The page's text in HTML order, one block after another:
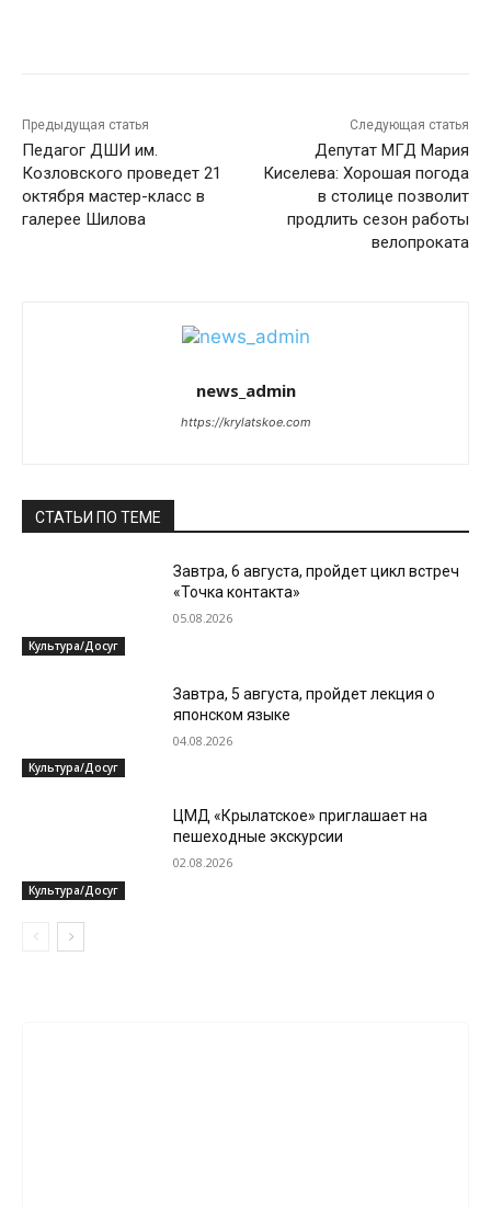
Предыдущая статья
Педагог ДШИ им.
Козловского проведет 21
октября мастер-класс в
галерее Шилова
Следующая статья
Депутат МГД Мария
Киселева: Хорошая погода
в столице позволит
продлить сезон работы
велопроката
news_admin
https://krylatskoe.com
СТАТЬИ ПО ТЕМЕ
Культура/Досуг
Завтра, 6 августа, пройдет цикл встреч
«Точка контакта»
05.08.2026
Культура/Досуг
Завтра, 5 августа, пройдет лекция о
японском языке
04.08.2026
Культура/Досуг
ЦМД «Крылатское» приглашает на
пешеходные экскурсии
02.08.2026